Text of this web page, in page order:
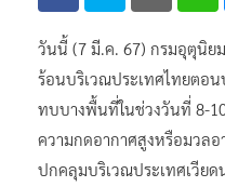
วันนี้ (7 มี.ค. 67) กรมอุตุนิย
ร้อนบริเวณประเทศไทยตอ
ทบบางพื้นที่ในช่วงวันที่ 8-
ความกดอากาศสูงหรือมวลอ
ปกคลุมบริเวณประเทศเวีย